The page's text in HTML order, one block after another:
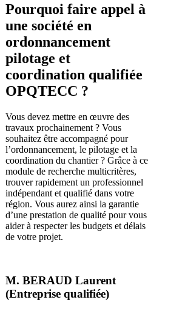
Pourquoi faire appel à
une société en
ordonnancement
pilotage et
coordination qualifiée
OPQTECC ?
Vous devez mettre en œuvre des
travaux prochainement ? Vous
souhaitez être accompagné pour
l’ordonnancement, le pilotage et la
coordination du chantier ? Grâce à ce
module de recherche multicritères,
trouver rapidement un professionnel
indépendant et qualifié dans votre
région. Vous aurez ainsi la garantie
d’une prestation de qualité pour vous
aider à respecter les budgets et délais
de votre projet.
M. BERAUD Laurent
(Entreprise qualifiée)